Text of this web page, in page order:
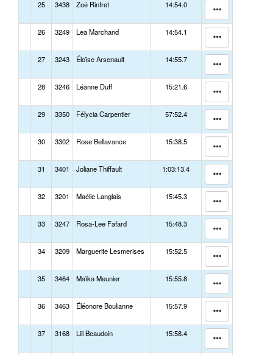
25 3438 Zoé Rinfret 14:54.0
26 3249 Lea Marchand 14:54.1
27 3243 Éloïse Arsenault 14:55.7
28 3246 Léanne Duff 15:21.6
29 3350 Félycia Carpentier 57:52.4
30 3302 Rose Bellavance 15:38.5
31 3401 Joliane Thiffault 1:03:13.4
32 3201 Maélie Langlais 15:45.3
33 3247 Rosa-Lee Fafard 15:48.3
34 3209 Marguerite Lesmerises 15:52.5
35 3464 Maïka Meunier 15:55.8
36 3463 Éléonore Boulianne 15:57.9
37 3168 Lili Beaudoin 15:58.4